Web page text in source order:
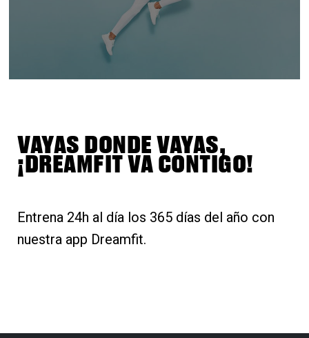
VAYAS DONDE VAYAS,
¡DREAMFIT VA CONTIGO!
Entrena 24h al día los 365 días del año con
nuestra app Dreamfit.